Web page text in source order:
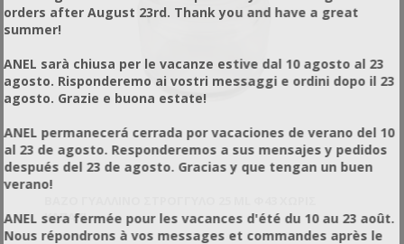
ΚΑΠΆΚΙ
orders after August 23rd. Thank you and have a great
summer!
ANEL sarà chiusa per le vacanze estive dal 10 agosto al 23
agosto. Risponderemo ai vostri messaggi e ordini dopo il 23
agosto. Grazie e buona estate!
ANEL permanecerá cerrada por vacaciones de verano del 10
al 23 de agosto. Responderemos a sus mensajes y pedidos
después del 23 de agosto. Gracias y que tengan un buen
verano!
ANEL sera fermée pour les vacances d'été du 10 au 23 août.
Nous répondrons à vos messages et commandes après le